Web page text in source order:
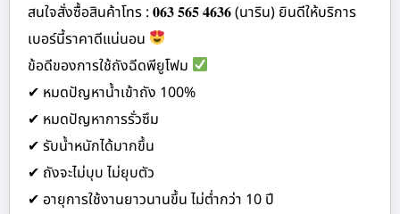
สนใจสั่งซื้อสินค้าโทร : 𝟎𝟔𝟑 𝟓𝟔𝟓 𝟒𝟔𝟑𝟔 (นาริน) ยินดีให้บริการ
เบอร์นี้ราคาดีแน่นอน
ข้อดีของการใช้ถังฉีดพียูโฟม
✔ หมดปัญหาน้ำเข้าถัง 100%
✔ หมดปัญหาการรั่วซึม
✔ รับน้ำหนักได้มากขึ้น
✔ ถังจะไม่บุบ ไม่ยุบตัว
✔ อายุการใช้งานยาวนานขึ้น ไม่ต่ำกว่า 10 ปี